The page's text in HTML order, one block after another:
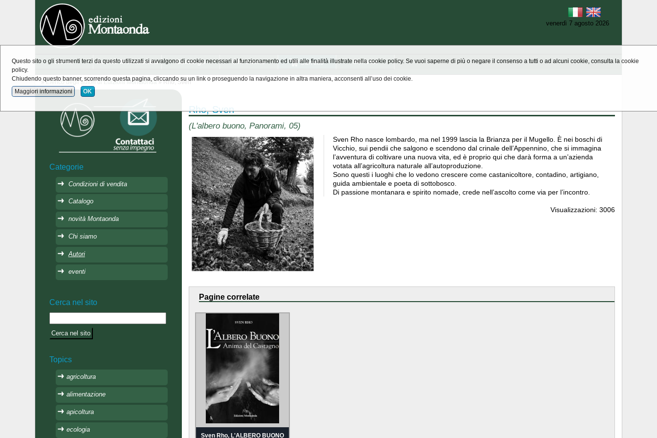
venerdì 7 agosto 2026
Home novità Montaonda Catalogo Chi siamo Scrivici
»Elenco degli autori di Edizioni Montaonda » Rho, Sven
Rho, Sven
(L'albero buono, Panorami, 05)
Sven Rho nasce lombardo, ma nel 1999 lascia la Brianza per il Mugello. È nei boschi di
Vicchio, sui pendii che salgono e scendono dal crinale dell’Appennino, che si immagina
l’avventura di coltivare una nuova vita, ed è proprio qui che darà forma a un’azienda
votata all’agricoltura naturale all’autoproduzione.
Sono questi i luoghi che lo vedono crescere come castanicoltore, contadino, artigiano,
guida ambientale e poeta di sottobosco.
Di passione montanara e spirito nomade, crede nell’ascolto come via per l’incontro.
Visualizzazioni: 3006
Pagine correlate
Sven Rho, L'ALBERO BUONO
Categorie
Condizioni di vendita
Catalogo
novità Montaonda
Chi siamo
Autori
eventi
Cerca nel sito
Topics
agricoltura
alimentazione
apicoltura
ecologia
Questo sito o gli strumenti terzi da questo utilizzati si avvalgono di cookie necessari al funzionamento ed utili alle finalità illustrate nella cookie policy. Se vuoi saperne di più o negare il consenso a tutti o ad alcuni cookie, consulta la cookie
policy.
Chiudendo questo banner, scorrendo questa pagina, cliccando su un link o proseguendo la navigazione in altra maniera, acconsenti all’uso dei cookie.
Maggiori informazioni OK